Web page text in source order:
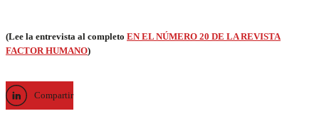
(Lee la entrevista al completo EN EL NÚMERO 20 DE LA REVISTA
FACTOR HUMANO)
Compartir